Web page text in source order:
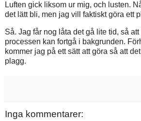
Luften gick liksom ur mig, och lusten.
det lätt bli, men jag vill faktiskt göra ett
Så. Jag får nog låta det gå lite tid, så
processen kan fortgå i bakgrunden.
kommer jag på ett sätt att göra så att
plagg.
Inga kommentarer: